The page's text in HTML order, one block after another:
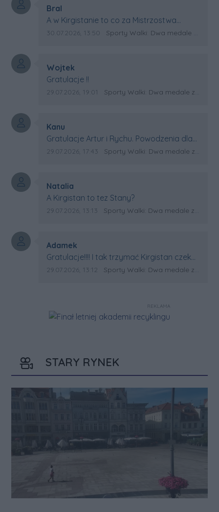
Autor komentarza:
Bral
Treść komentarza:
A w Kirgistanie to co za Mistrzostwa
Swiata?
Data dodania komentarza:
30.07.2026, 13:50 Źródło komentarza:
Sporty Walki: Dwa medale za oceanem
Autor komentarza:
Wojtek
Treść komentarza:
Gratulacje !!
Data dodania komentarza:
29.07.2026, 19:01 Źródło komentarza:
Sporty Walki: Dwa medale za oceanem
Autor komentarza:
Kanu
Treść komentarza:
Gratulacje Artur i Rychu. Powodzenia dla
Kirgistanu.
Data dodania komentarza:
29.07.2026, 17:43 Źródło komentarza:
Sporty Walki: Dwa medale za oceanem
Autor komentarza:
Natalia
Treść komentarza:
A Kirgistan to tez Stany?
Data dodania komentarza:
29.07.2026, 13:13 Źródło komentarza:
Sporty Walki: Dwa medale za oceanem
Autor komentarza:
Adamek
Treść komentarza:
Gratulacje!!!! I tak trzymać Kirgistan czeka
na powtórkę z USA a może i złote medale.
Data dodania komentarza:
29.07.2026, 13:12 Źródło komentarza:
Sporty Walki: Dwa medale za oceanem
REKLAMA
STARY RYNEK